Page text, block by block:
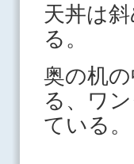
天丼は
る。
奥の机
る、ワ
ている。